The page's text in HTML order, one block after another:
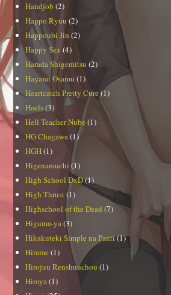
Handjob (2)
Happo Ryuu (2)
Happoubi Jin (2)
Happy Sex (4)
Harada Shigemitsu (2)
Hayami Osamu (1)
Heartcatch Pretty Cure(1)
Heels(3)
Hell Teacher Nube (1)
HG Chagawa(1)
HGH(1)
Higenamuchi (1)
High School DxD(1)
High Thrust(1)
Highschool of the Dead (7)
Higuma-ya(3)
Hikakuteki Simple na Panti(1)
Hirame (1)
Hirojuu Renshuuchou (1)
Hiroya(1)